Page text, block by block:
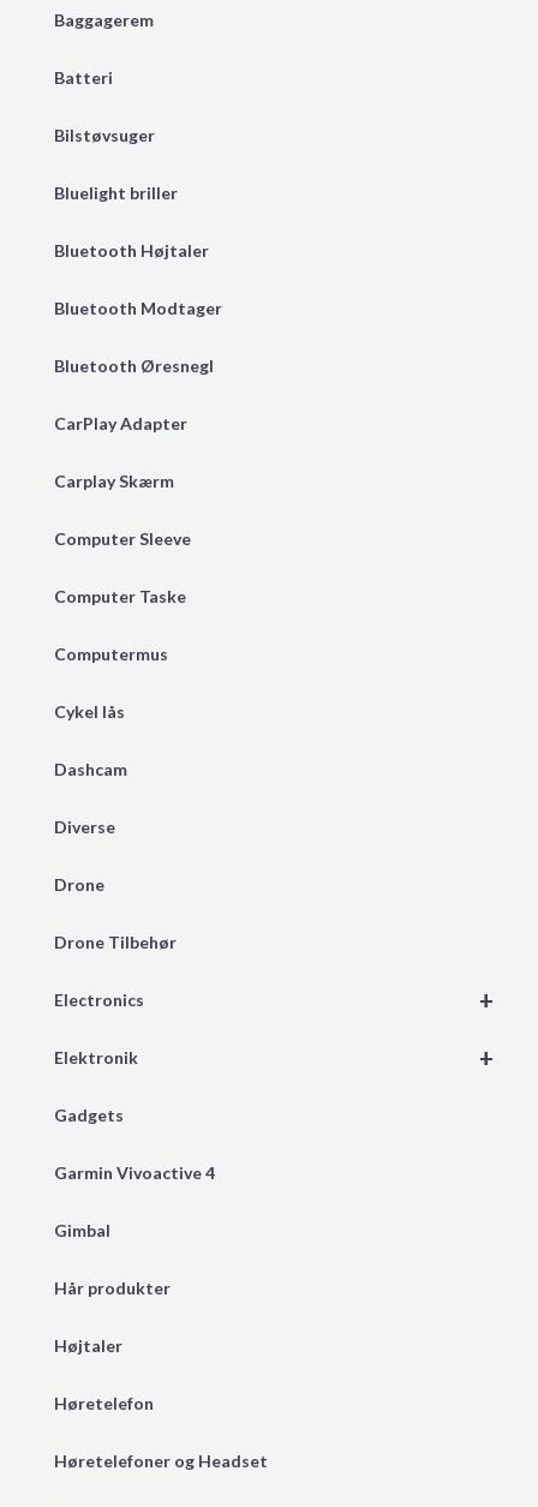
Baggagerem
Batteri
Bilstøvsuger
Bluelight briller
Bluetooth Højtaler
Bluetooth Modtager
Bluetooth Øresnegl
CarPlay Adapter
Carplay Skærm
Computer Sleeve
Computer Taske
Computermus
Cykel lås
Dashcam
Diverse
Drone
Drone Tilbehør
+
Electronics
+
Elektronik
Gadgets
Garmin Vivoactive 4
Gimbal
Hår produkter
Højtaler
Høretelefon
Høretelefoner og Headset